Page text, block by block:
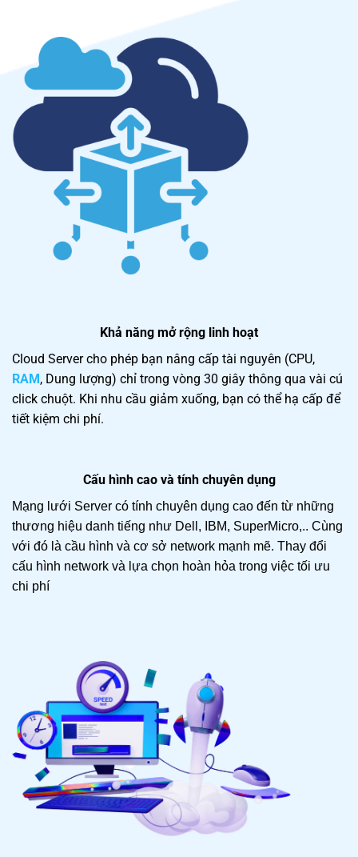
Khả năng mở rộng linh hoạt
Cloud Server cho phép bạn nâng cấp tài nguyên (CPU,
RAM , Dung lượng) chỉ trong vòng 30 giây thông qua vài cú
click chuột. Khi nhu cầu giảm xuống, bạn có thể hạ cấp để
tiết kiệm chi phí.
Cấu hình cao và tính chuyên dụng
Mạng lưới Server có tính chuyên dụng cao đến từ những
thương hiệu danh tiếng như Dell, IBM, SuperMicro,.. Cùng
với đó là cầu hình và cơ sở network mạnh mẽ. Thay đổi
cấu hình network và lựa chọn hoàn hỏa trong việc tối ưu
chi phí